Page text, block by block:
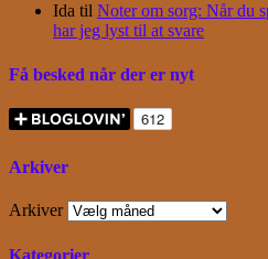
Ida til Noter om sorg: Når du
har jeg lyst til at svare
Få besked når der er nyt
Arkiver
Arkiver
Kategorier